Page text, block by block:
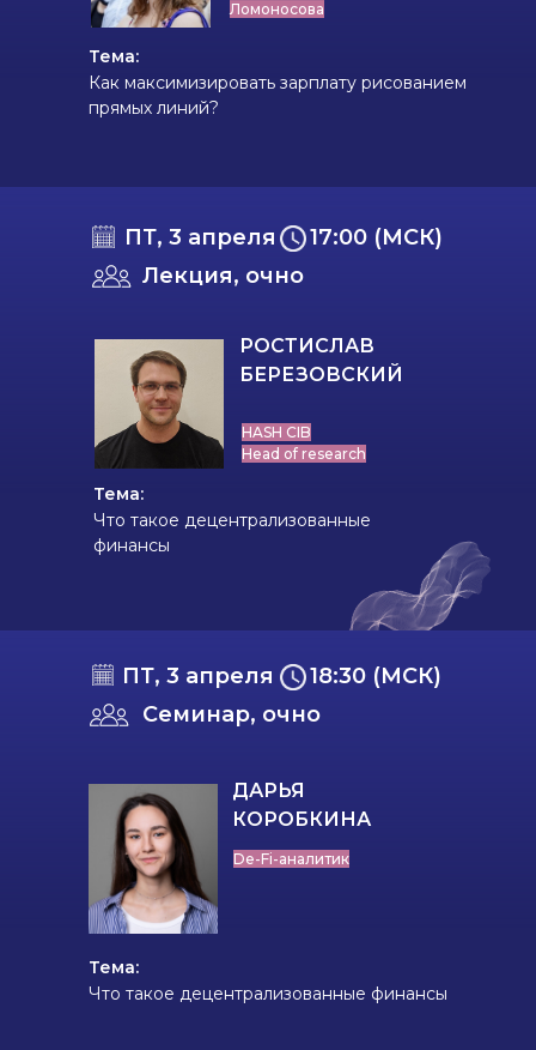
Как максимизировать зарплату рисованием
прямых линий?
Тема:
Ломоносова
РОСТИСЛАВ
БЕРЕЗОВСКИЙ
ПТ, 3 апреля
Что такое децентрализованные
финансы
Тема:
HASH CIB
Head of research
17:00 (МСК)
Лекция, очно
ДАРЬЯ
КОРОБКИНА
ПТ, 3 апреля
Что такое децентрализованные финансы
Тема:
De-Fi-аналитик
Семинар, очно
18:30 (МСК)